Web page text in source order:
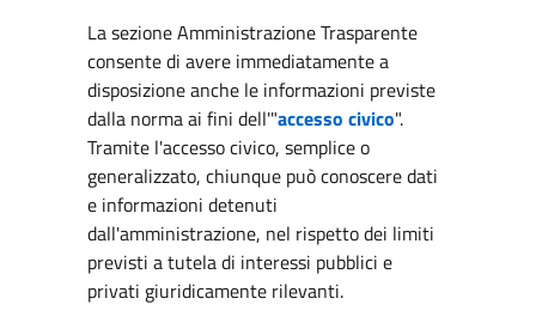
La sezione Amministrazione Trasparente
consente di avere immediatamente a
disposizione anche le informazioni previste
dalla norma ai fini dell'"accesso civico".
Tramite l'accesso civico, semplice o
generalizzato, chiunque può conoscere dati
e informazioni detenuti
dall'amministrazione, nel rispetto dei limiti
previsti a tutela di interessi pubblici e
privati giuridicamente rilevanti.